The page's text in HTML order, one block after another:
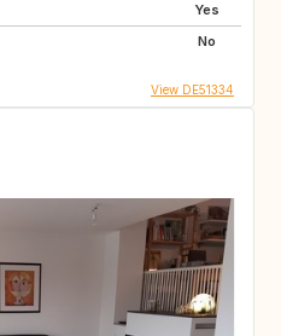
Yes
No
View DE51334